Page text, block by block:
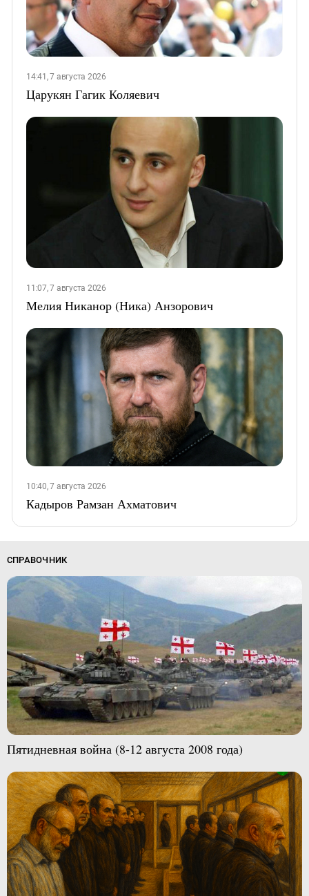
14:41, 7 августа 2026
Царукян Гагик Коляевич
11:07, 7 августа 2026
Мелия Никанор (Ника) Анзорович
10:40, 7 августа 2026
Кадыров Рамзан Ахматович
СПРАВОЧНИК
Пятидневная война (8-12 августа 2008 года)